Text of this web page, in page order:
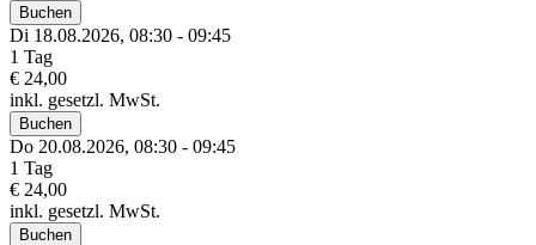
Buchen
Di 18.08.2026, 08:30 - 09:45
1 Tag
€ 24,00
inkl. gesetzl. MwSt.
Buchen
Do 20.08.2026, 08:30 - 09:45
1 Tag
€ 24,00
inkl. gesetzl. MwSt.
Buchen